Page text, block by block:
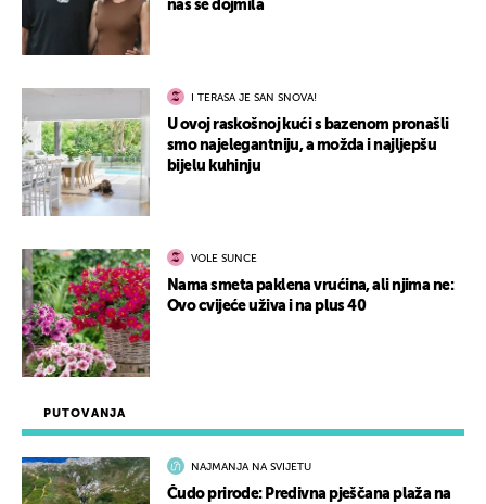
PUTOVANJA
NAJMANJA NA SVIJETU
Čudo prirode: Predivna pješčana plaža na
nas se dojmila
I TERASA JE SAN SNOVA!
U ovoj raskošnoj kući s bazenom pronašli
smo najelegantniju, a možda i najljepšu
bijelu kuhinju
VOLE SUNCE
Nama smeta paklena vrućina, ali njima ne:
Ovo cvijeće uživa i na plus 40